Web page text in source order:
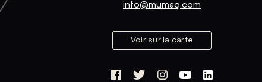
info@mumaq.com
Voir sur la carte